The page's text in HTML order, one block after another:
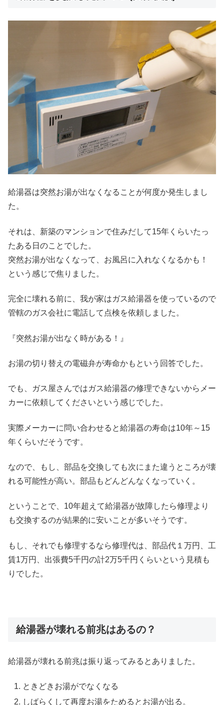
給湯器は突然お湯が出なくなることが何度か発生しまし
た。
それは、新築のマンションで住みだして15年くらいたっ
たある日のことでした。
突然お湯が出なくなって、お風呂に入れなくなるかも！
という感じで焦りました。
完全に壊れる前に、我が家はガス給湯器を使っているので
管轄のガス会社に電話して点検を依頼しました。
『突然お湯が出なく時がある！』
お湯の切り替えの電磁弁が寿命かもという回答でした。
でも、ガス屋さんではガス給湯器の修理できないからメー
カーに依頼してくださいという感じでした。
実際メーカーに問い合わせると給湯器の寿命は10年～15
年くらいだそうです。
なので、もし、部品を交換しても次にまた違うところが壊
れる可能性が高い。部品もどんどんなくなっていく。
ということで、10年超えて給湯器が故障したら修理より
も交換するのが結果的に安いことが多いそうです。
もし、それでも修理するなら修理代は、部品代１万円、工
賃1万円、出張費5千円の計2万5千円くらいという見積も
りでした。
給湯器が壊れる前兆はあるの？
給湯器が壊れる前兆は振り返ってみるとありました。
ときどきお湯がでなくなる
しばらくして再度お湯をためるとお湯が出る。